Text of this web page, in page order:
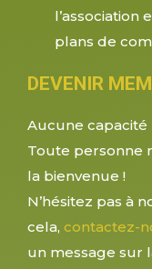
l’association
plans de
DEVENIR
Aucune capacité
Toute personne
la bienvenue !
N’hésitez pas à
cela, contactez-
un message sur